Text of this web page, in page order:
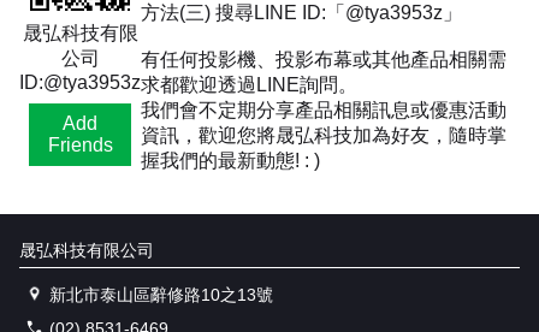
晟弘科技有限
公司
ID:@tya3953z
Add
Friends
方法(三) 搜尋LINE ID:「@tya3953z」
有任何投影機、投影布幕或其他產品相關需
求都歡迎透過LINE詢問。
我們會不定期分享產品相關訊息或優惠活動
資訊，歡迎您將晟弘科技加為好友，隨時掌
握我們的最新動態! : )
晟弘科技有限公司
新北市泰山區辭修路10之13號
(02) 8531-6469